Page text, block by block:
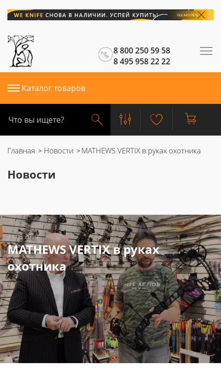
8 800 250 59 58
8 495 958 22 22
Каталог товаров
Главная Новости MATHEWS VERTIX в руках охотника
Новости
31.03.2019
MATHEWS VERTIX в руках
охотника